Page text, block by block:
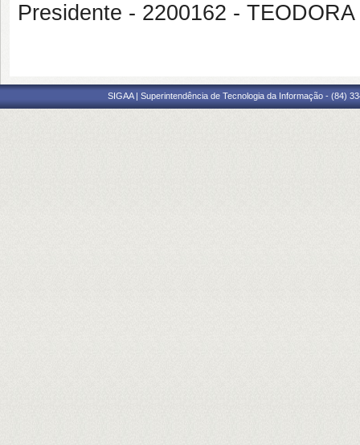
Presidente - 2200162 -
SIGAA | Superintendência de Tecnologia da Informação - (84)